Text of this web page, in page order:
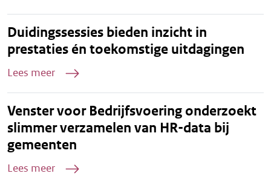
Duidingssessies bieden inzicht in
prestaties én toekomstige uitdagingen
Lees meer
Venster voor Bedrijfsvoering onderzoekt
slimmer verzamelen van HR-data bij
gemeenten
Lees meer